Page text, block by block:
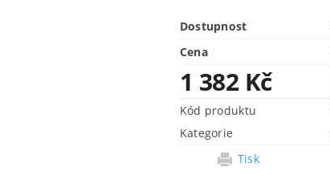
Dostupnost
Cena
1 382 Kč
Kód produktu
Kategorie
Tisk